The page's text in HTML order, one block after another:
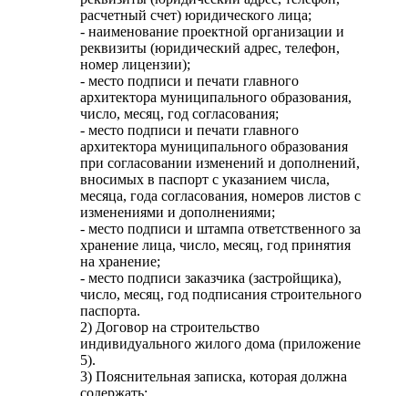
расчетный счет) юридического лица;
- наименование проектной организации и
реквизиты (юридический адрес, телефон,
номер лицензии);
- место подписи и печати главного
архитектора муниципального образования,
число, месяц, год согласования;
- место подписи и печати главного
архитектора муниципального образования
при согласовании изменений и дополнений,
вносимых в паспорт с указанием числа,
месяца, года согласования, номеров листов с
изменениями и дополнениями;
- место подписи и штампа ответственного за
хранение лица, число, месяц, год принятия
на хранение;
- место подписи заказчика (застройщика),
число, месяц, год подписания строительного
паспорта.
2) Договор на строительство
индивидуального жилого дома (приложение
5).
3) Пояснительная записка, которая должна
содержать: